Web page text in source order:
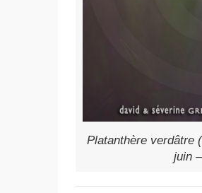
Platanthère verdâtre (
juin